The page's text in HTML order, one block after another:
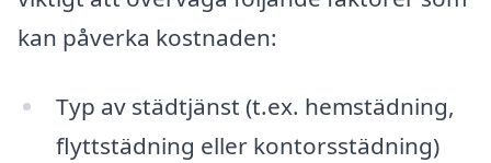
kan påverka kostnaden:
Typ av städtjänst (t.ex. hemstädning,
flyttstädning eller kontorsstädning)